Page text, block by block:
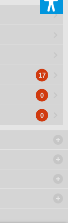
17
0
0